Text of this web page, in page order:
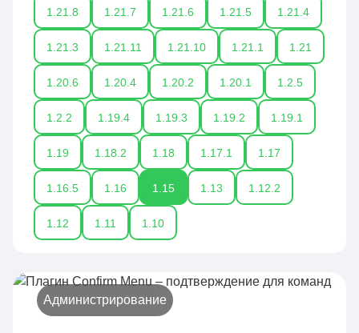
1.21.8 1.21.7 1.21.6 1.21.5 1.21.4
1.21.3 1.21.11 1.21.10 1.21.1 1.21
1.20.6 1.20.4 1.20.2 1.20.1 1.2.5
1.2.2 1.19.4 1.19.3 1.19.2 1.19.1
1.19 1.18.2 1.18 1.17.1 1.17
1.16.5 1.16 1.15 1.13 1.12.2
1.12 1.11 1.10
Администрирование